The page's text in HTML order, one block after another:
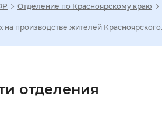
отображения
Увеличенный
Отделение по Красноярскому краю
на производстве жителей
отделения